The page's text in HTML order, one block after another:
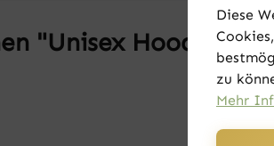
"Unisex Hoodie -
Diese
zu
Mehr